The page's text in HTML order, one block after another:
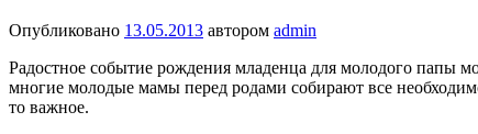
Опубликовано 13.05.2013 автором admin
Радостное событие рождения младенца для молодого папы
многие молодые мамы перед родами собирают все
то важное.